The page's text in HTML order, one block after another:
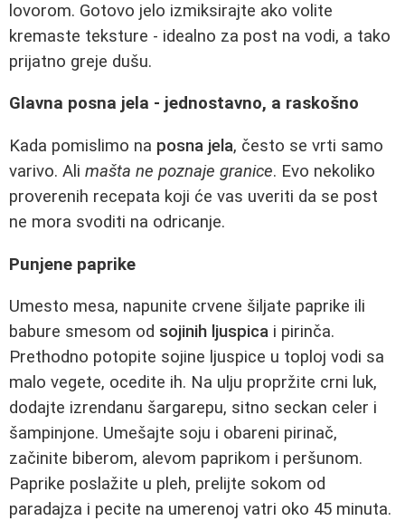
lovorom. Gotovo jelo izmiksirajte ako volite
kremaste teksture - idealno za post na vodi, a tako
prijatno greje dušu.
Glavna posna jela - jednostavno, a raskošno
Kada pomislimo na posna jela, često se vrti samo
varivo. Ali mašta ne poznaje granice. Evo nekoliko
proverenih recepata koji će vas uveriti da se post
ne mora svoditi na odricanje.
Punjene paprike
Umesto mesa, napunite crvene šiljate paprike ili
babure smesom od sojinih ljuspica i pirinča.
Prethodno potopite sojine ljuspice u toploj vodi sa
malo vegete, ocedite ih. Na ulju propržite crni luk,
dodajte izrendanu šargarepu, sitno seckan celer i
šampinjone. Umešajte soju i obareni pirinač,
začinite biberom, alevom paprikom i peršunom.
Paprike poslažite u pleh, prelijte sokom od
paradajza i pecite na umerenoj vatri oko 45 minuta.